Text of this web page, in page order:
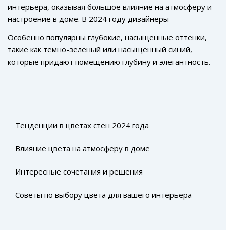
интерьера, оказывая большое влияние на атмосферу и
настроение в доме. В 2024 году дизайнеры
решениях, которые способны кардинально изменить
облик пространства. Забудьте о стандартных белых и
пастельных тонах — в этом году в моде
Особенно популярны глубокие, насыщенные оттенки,
такие как темно-зеленый или насыщенный синий,
которые придают помещению глубину и элегантность.
учитывать, как оно будет сочетаться с мебелью и
Тенденции в цветах стен 2024 года
Влияние цвета на атмосферу в доме
Интересные сочетания и решения
Советы по выбору цвета для вашего интерьера